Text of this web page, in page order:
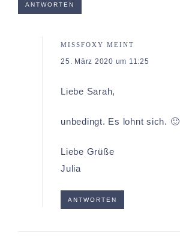
ANTWORTEN
MISSFOXY MEINT
25. März 2020 um 11:25
Liebe Sarah,
unbedingt. Es lohnt sich. 🙂
Liebe Grüße
Julia
ANTWORTEN